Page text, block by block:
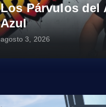
Los Párvulos del
Azul
agosto 3, 2026